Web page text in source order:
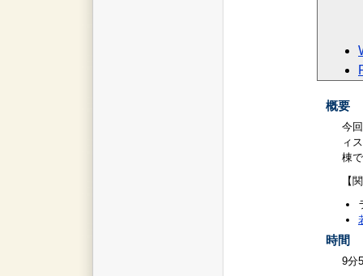
概要
今
ィ
棟
【
時間
9分